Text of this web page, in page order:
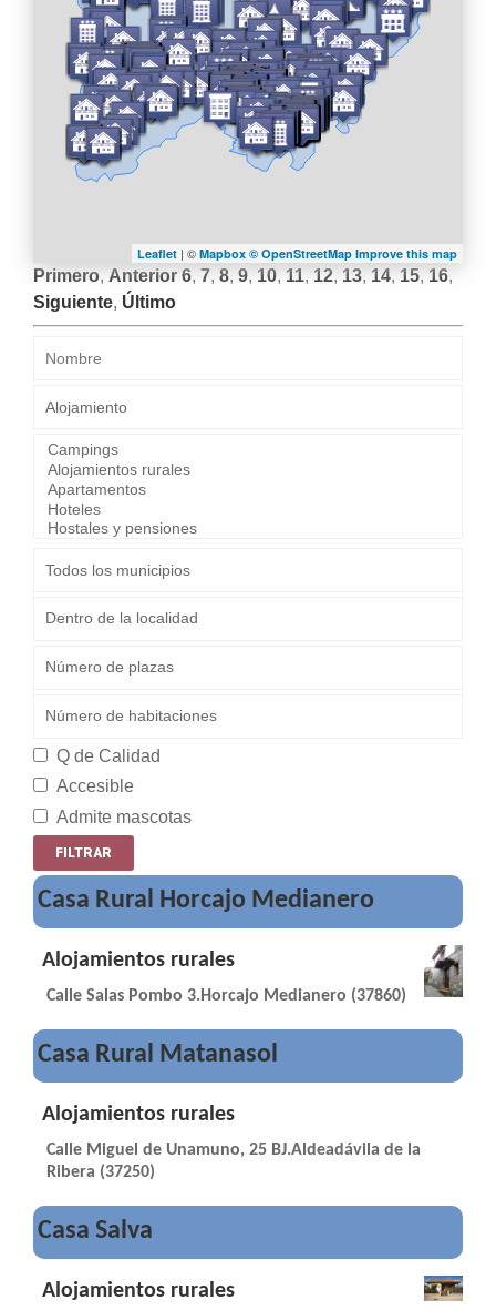
Leaflet | © Mapbox © OpenStreetMap Improve this map
Primero, Anterior 6, 7, 8, 9, 10, 11, 12, 13, 14, 15, 16,
Siguiente, Último
Q de Calidad
Accesible
Admite mascotas
Casa Rural Horcajo Medianero
Alojamientos rurales
Calle Salas Pombo 3.Horcajo Medianero (37860)
Casa Rural Matanasol
Alojamientos rurales
Calle Miguel de Unamuno, 25 BJ.Aldeadávila de la
Ribera (37250)
Casa Salva
Alojamientos rurales